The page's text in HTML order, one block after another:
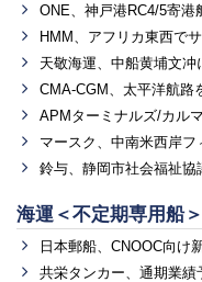
ONE、神戸港RC4/5寄港
HMM、アフリカ東西で
天敬海運、中船黄埔文
CMA-CGM、太平洋航路
APMターミナルズ/カル
マースク、中南米西岸フ
鈴与、静岡市社会福祉協
海運＜不定期専用船
日本郵船、CNOOC向け
共栄タンカー、通期業績